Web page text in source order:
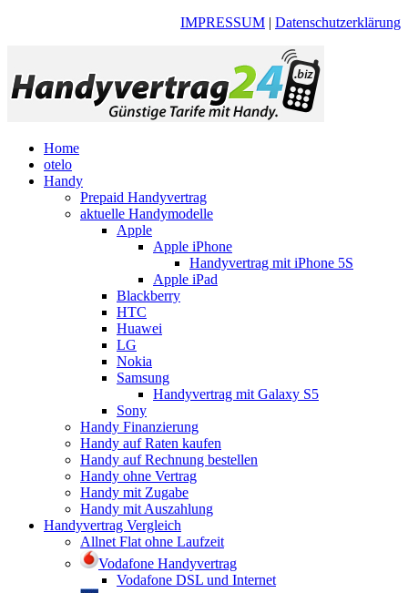
IMPRESSUM | Datenschutzerklärung
Home
otelo
Handy
Prepaid Handyvertrag
aktuelle Handymodelle
Apple
Apple iPhone
Handyvertrag mit iPhone 5S
Apple iPad
Blackberry
HTC
Huawei
LG
Nokia
Samsung
Handyvertrag mit Galaxy S5
Sony
Handy Finanzierung
Handy auf Raten kaufen
Handy auf Rechnung bestellen
Handy ohne Vertrag
Handy mit Zugabe
Handy mit Auszahlung
Handyvertrag Vergleich
Allnet Flat ohne Laufzeit
Vodafone Handyvertrag
Vodafone DSL und Internet